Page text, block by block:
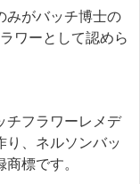
がバッチ博士の
ワーとして認めら
フラワーレメデ
り、ネルソンバッ
標です。